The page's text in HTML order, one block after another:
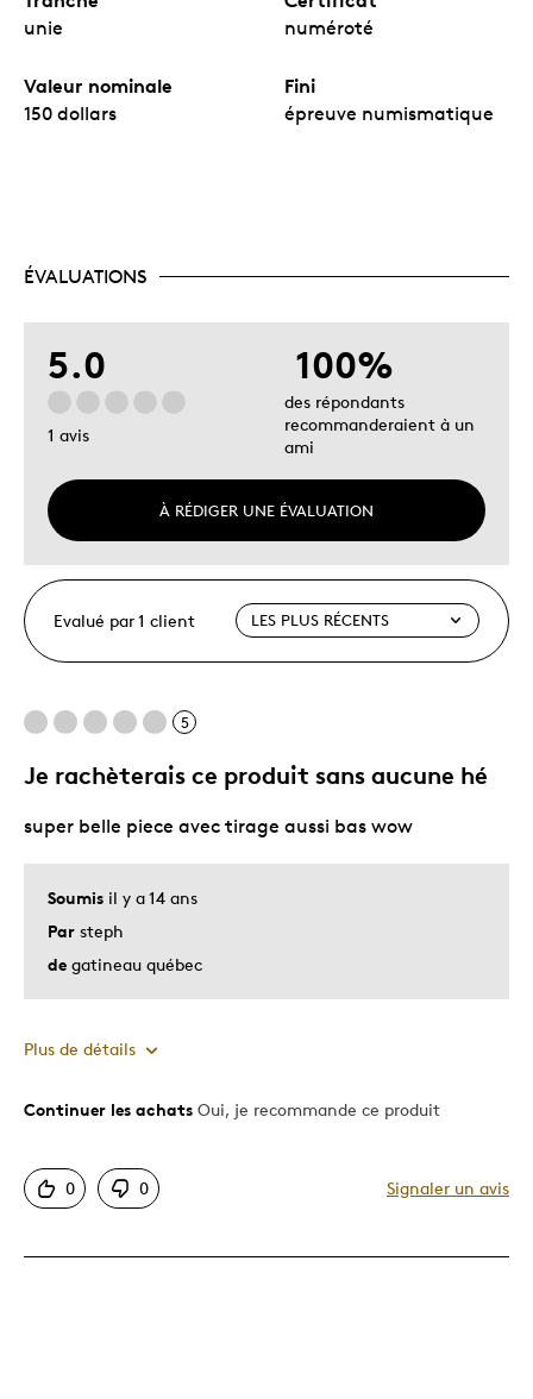
unie numéroté
Valeur nominale
150 dollars
Fini
épreuve numismatique
ÉVALUATIONS
5.0
1 avis
À RÉDIGER UNE ÉVALUATION
100%
des répondants
recommanderaient à un
ami
Evalué par 1 client
5
Je rachèterais ce produit sans aucune hé
Soumis il y a 14 ans
Par steph
de gatineau québec
super belle piece avec tirage aussi bas wow
Plus de détails
Le pour
Motif attrayant
Très bonne qualité
Continuer les achats Oui, je recommande ce produit
0 0 Signaler un avis